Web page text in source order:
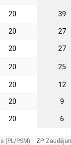
20 39
20 27
20 27
20 25
20 12
20 9
20 6
(PL/PSM) ZP